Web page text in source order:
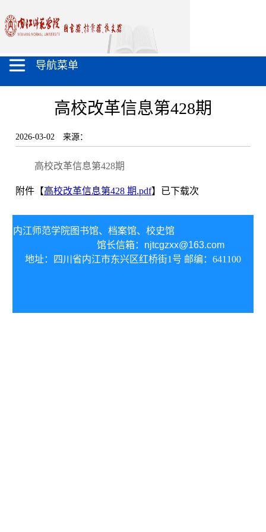
导航菜单
高校改革信息第428期
2026-03-02 来源：
高校改革信息第428期
附件【高校改革信息第428 期.pdf】已下载次
内江师范学院图书馆、 档案馆、校史馆
馆长信箱： njtcgzxx@163.com
地址：四川省内江市东兴区红桥街1号 邮编：641100